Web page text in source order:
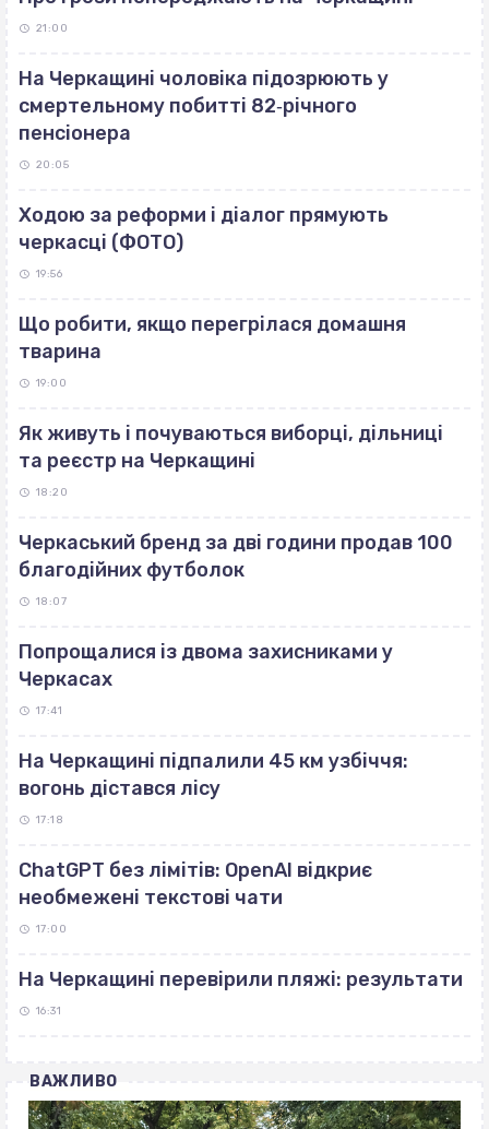
21:00
На Черкащині чоловіка підозрюють у
смертельному побитті 82‐річного
пенсіонера
20:05
Ходою за реформи і діалог прямують
черкасці (ФОТО)
19:56
Що робити, якщо перегрілася домашня
тварина
19:00
Як живуть і почуваються виборці, дільниці
та реєстр на Черкащині
18:20
Черкаський бренд за дві години продав 100
благодійних футболок
18:07
Попрощалися із двома захисниками у
Черкасах
17:41
На Черкащині підпалили 45 км узбіччя:
вогонь дістався лісу
17:18
ChatGPT без лімітів: OpenAI відкриє
необмежені текстові чати
17:00
На Черкащині перевірили пляжі: результати
16:31
ВАЖЛИВО